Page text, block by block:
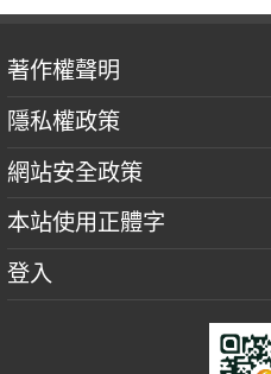
著作權聲明
隱私權政策
網站安全政策
本站使用正體字
登入